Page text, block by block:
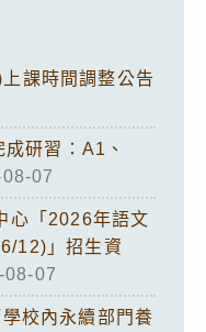
課時間調整公告
研習：A1、
07
心「2026年語文
12)」招生資
08-07
校內永續部門養